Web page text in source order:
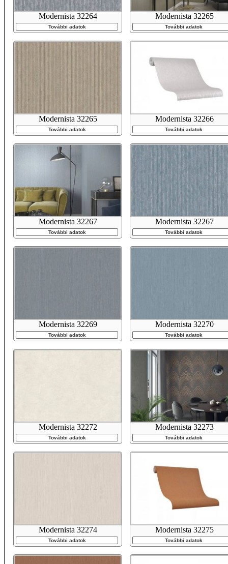
Modernista 32264
További adatok
Modernista 32265
További adatok
Modernista 32265
További adatok
Modernista 32266
További adatok
Modernista 32267
További adatok
Modernista 32267
További adatok
Modernista 32269
További adatok
Modernista 32270
További adatok
Modernista 32272
További adatok
Modernista 32273
További adatok
Modernista 32274
További adatok
Modernista 32275
További adatok